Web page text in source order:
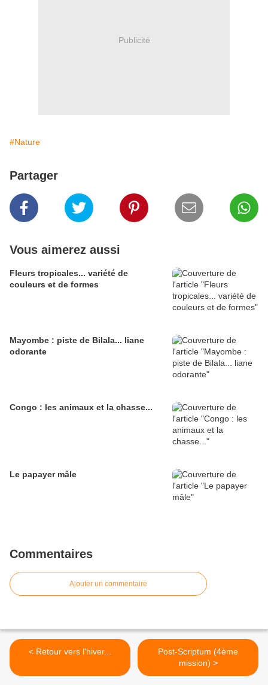
Publicité
#Nature
Partager
Vous aimerez aussi
Fleurs tropicales... variété de
couleurs et de formes
Mayombe : piste de Bilala... liane
odorante
Congo : les animaux et la chasse...
Le papayer mâle
Commentaires
Ajouter un commentaire
< Retour vers l'hiver...
Post-Scriptum (4ème
mission) >